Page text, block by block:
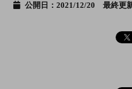
公開日：2021/12/20 最終更